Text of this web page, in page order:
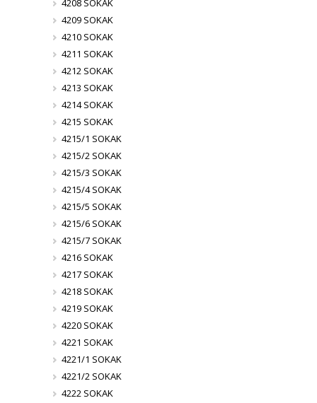
4208 SOKAK
4209 SOKAK
4210 SOKAK
4211 SOKAK
4212 SOKAK
4213 SOKAK
4214 SOKAK
4215 SOKAK
4215/1 SOKAK
4215/2 SOKAK
4215/3 SOKAK
4215/4 SOKAK
4215/5 SOKAK
4215/6 SOKAK
4215/7 SOKAK
4216 SOKAK
4217 SOKAK
4218 SOKAK
4219 SOKAK
4220 SOKAK
4221 SOKAK
4221/1 SOKAK
4221/2 SOKAK
4222 SOKAK